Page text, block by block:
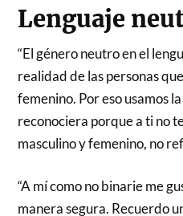
Lenguaje
“El género neutro en el
realidad de las personas
femenino. Por eso usamos
reconociera porque a ti no
masculino y femenino, no
“A mí como no binarie me
manera segura. Recuerdo